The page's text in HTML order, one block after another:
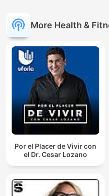
More Health &
Por el Placer de Vivir con
el Dr. Cesar Lozano